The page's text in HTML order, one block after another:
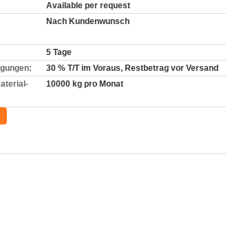
Available per request
Nach Kundenwunsch
5 Tage
30 % T/T im Voraus, Restbetrag vor Versand
10000 kg pro Monat